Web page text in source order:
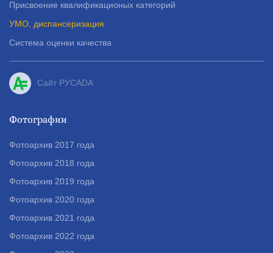
Присвоение квалификационых категорий
УМО, диспансеризация
Система оценки качества
Сайт РУСADA
Фотографии
Фотоархив 2017 года
Фотоархив 2018 года
Фотоархив 2019 года
Фотоархив 2020 года
Фотоархив 2021 года
Фотоархив 2022 года